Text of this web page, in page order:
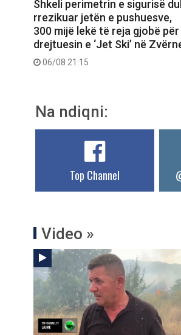
Shkeli perimetrin e sigurisë
rrezikuar jetën e pushuesve,
300 mijë lekë të reja gjobë për
drejtuesin e ‘Jet Ski’ në
06/08 21:15
Na ndiqni:
Top Channel
Video »